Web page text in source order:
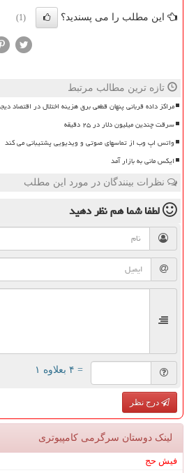
این مطلب را می پسندید؟ (1)
تازه ترین مطالب مرتبط
مراکز داده قربانی پنهان قطعی برق هزینه اختلال در اقتصاد
سرقت چندین میلیون دلار در ۲۵ دقیقه
واتس اپ وب از تماسهای صوتی و ویدیویی پشتیبانی می کند
ایکس مانی به بازار آمد
نظرات بینندگان در مورد این مطلب
لطفا شما همنظر دهید
= ۴ بعلاوه ۱
درج نظر
لینک دوستان سرگرمی كامپیوتری
فیش حج